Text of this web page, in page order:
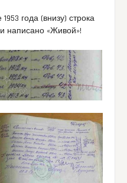
года (внизу) строка
написано «Живой»!